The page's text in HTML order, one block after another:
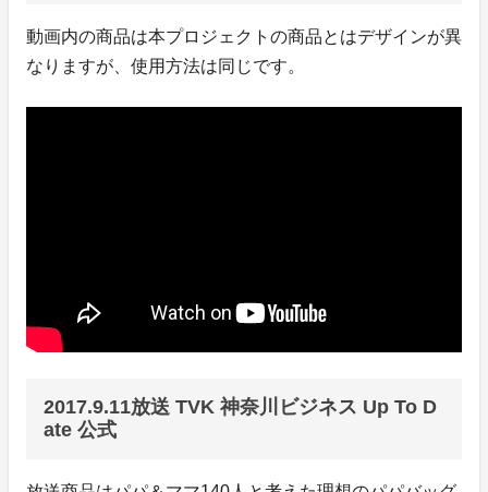
動画内の商品は本プロジェクトの商品とはデザインが異
なりますが、使用方法は同じです。
2017.9.11放送 TVK 神奈川ビジネス Up To D
ate 公式